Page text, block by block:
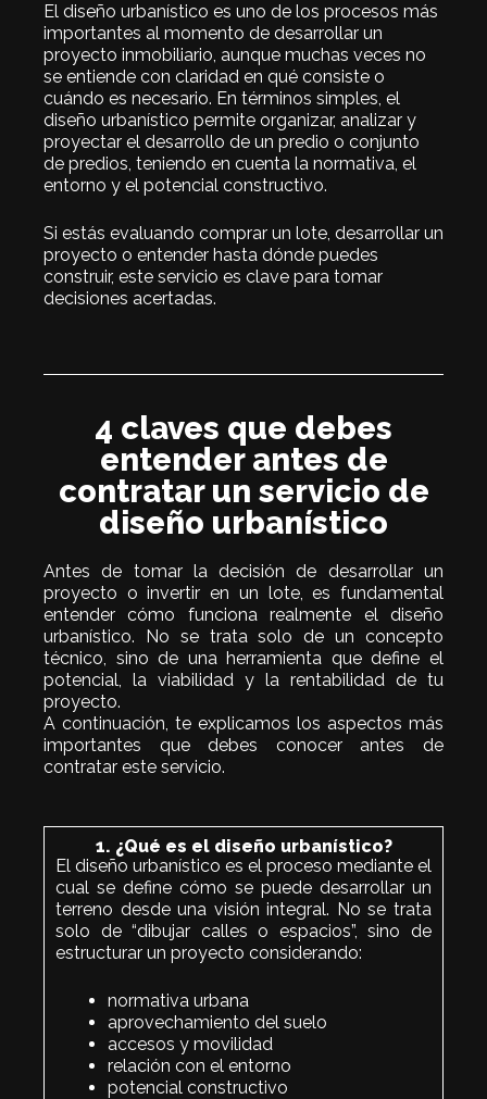
El diseño urbanístico es uno de los procesos más
importantes al momento de desarrollar un
proyecto inmobiliario, aunque muchas veces no
se entiende con claridad en qué consiste o
cuándo es necesario. En términos simples, el
diseño urbanístico permite organizar, analizar y
proyectar el desarrollo de un predio o conjunto
de predios, teniendo en cuenta la normativa, el
entorno y el potencial constructivo.
Si estás evaluando comprar un lote, desarrollar un
proyecto o entender hasta dónde puedes
construir, este servicio es clave para tomar
decisiones acertadas.
4 claves que debes
entender antes de
contratar un servicio de
diseño urbanístico
Antes de tomar la decisión de desarrollar un
proyecto o invertir en un lote, es fundamental
entender cómo funciona realmente el diseño
urbanístico. No se trata solo de un concepto
técnico, sino de una herramienta que define el
potencial, la viabilidad y la rentabilidad de tu
proyecto.
A continuación, te explicamos los aspectos más
importantes que debes conocer antes de
contratar este servicio.
1. ¿Qué es el diseño urbanístico?
El diseño urbanístico es el proceso mediante el
cual se define cómo se puede desarrollar un
terreno desde una visión integral. No se trata
solo de “dibujar calles o espacios”, sino de
estructurar un proyecto considerando:
normativa urbana
aprovechamiento del suelo
accesos y movilidad
relación con el entorno
potencial constructivo